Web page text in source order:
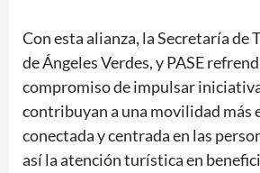
Con esta alianza, la Secretaría de
de Ángeles Verdes, y PASE
compromiso de impulsar
contribuyan a una movilidad más
conectada y centrada en las
así la atención turística en